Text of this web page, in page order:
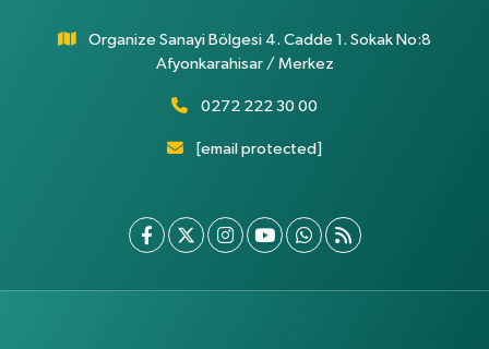
Organize Sanayi Bölgesi 4. Cadde 1. Sokak No:8
Afyonkarahisar / Merkez
0272 222 30 00
[email protected]